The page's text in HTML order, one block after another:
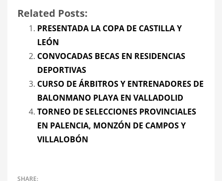
Related Posts:
PRESENTADA LA COPA DE CASTILLA Y
LEÓN
CONVOCADAS BECAS EN RESIDENCIAS
DEPORTIVAS
CURSO DE ÁRBITROS Y ENTRENADORES DE
BALONMANO PLAYA EN VALLADOLID
TORNEO DE SELECCIONES PROVINCIALES
EN PALENCIA, MONZÓN DE CAMPOS Y
VILLALOBÓN